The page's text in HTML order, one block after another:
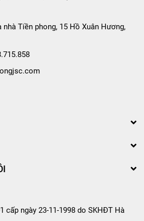
nhà Tiền phong, 15 Hồ Xuân Hương,
cấp ngày 23-11-1998 do SKHĐT Hà